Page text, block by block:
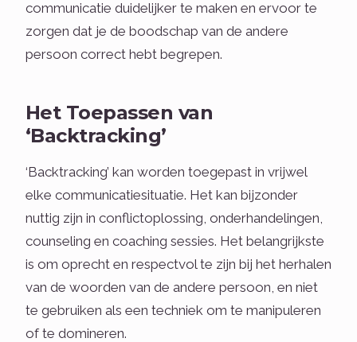
communicatie duidelijker te maken en ervoor te
zorgen dat je de boodschap van de andere
persoon correct hebt begrepen.
Het Toepassen van
‘Backtracking’
‘Backtracking’ kan worden toegepast in vrijwel
elke communicatiesituatie. Het kan bijzonder
nuttig zijn in conflictoplossing, onderhandelingen,
counseling en coaching sessies. Het belangrijkste
is om oprecht en respectvol te zijn bij het herhalen
van de woorden van de andere persoon, en niet
te gebruiken als een techniek om te manipuleren
of te domineren.